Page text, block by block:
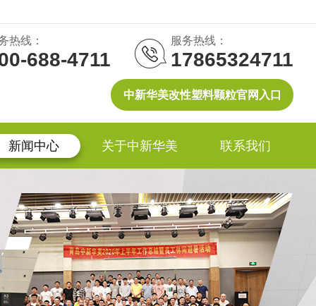
中新华美改性塑料颗粒官网入口
热线：
688-4711
服务热线：
17865324711
新闻中心 关于中新华美 联系我们